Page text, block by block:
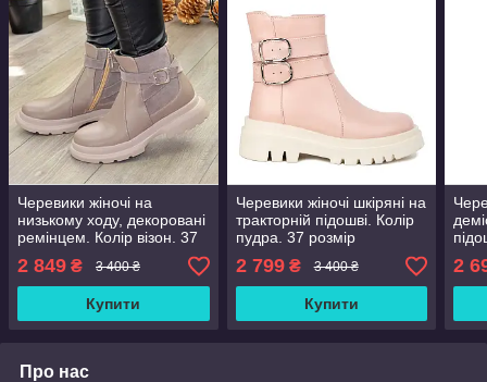
Черевики жіночі на
низькому ходу, декоровані
ремінцем. Колір візон. 37
2 849 ₴ 3 400 ₴
Купити
Черевики жіночі шкіряні на
тракторній підошві. Колір
пудра. 37 розмір
2 799₴ 3 400 ₴
Купити
2
Про нас